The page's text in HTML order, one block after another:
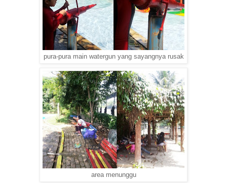
pura-pura main watergun yang sayangnya rusak
area menunggu